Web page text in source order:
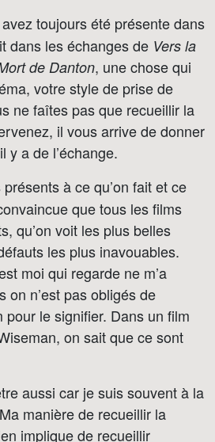
toujours été présente dans
dans les échanges de Vers la
de Danton, une chose qui
votre style de prise de
ne faîtes pas que recueillir la
il vous arrive de donner
y a de l’échange.
à ce qu’on fait et ce
que tous les films
qu’on voit les plus belles
les plus inavouables.
moi qui regarde ne m’a
on n’est pas obligés de
pour le signifier. Dans un film
on sait que ce sont
aussi car je suis souvent à la
manière de recueillir la
implique de recueillir